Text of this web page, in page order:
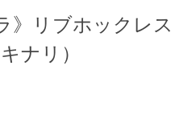
》リブホックレス
ナリ）